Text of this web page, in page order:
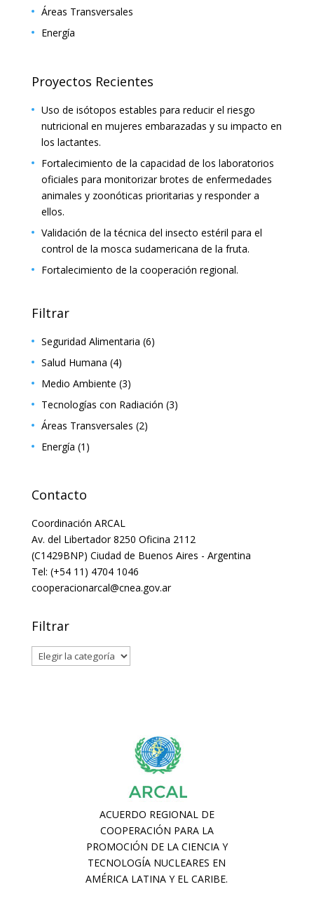
Áreas Transversales
Energía
Proyectos Recientes
Uso de isótopos estables para reducir el riesgo
nutricional en mujeres embarazadas y su impacto en
los lactantes.
Fortalecimiento de la capacidad de los laboratorios
oficiales para monitorizar brotes de enfermedades
animales y zoonóticas prioritarias y responder a
ellos.
Validación de la técnica del insecto estéril para el
control de la mosca sudamericana de la fruta.
Fortalecimiento de la cooperación regional.
Filtrar
Seguridad Alimentaria (6)
Salud Humana (4)
Medio Ambiente (3)
Tecnologías con Radiación (3)
Áreas Transversales (2)
Energía (1)
Contacto
Coordinación ARCAL
Av. del Libertador 8250 Oficina 2112
(C1429BNP) Ciudad de Buenos Aires - Argentina
Tel: (+54 11) 4704 1046
cooperacionarcal@cnea.gov.ar
Filtrar
Filtrar